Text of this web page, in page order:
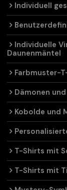
Individuell
Individuelle
Daunenmäntel
Farbmuster-
Dämonen
Kobolde und
T-Shirts mit
T-Shirts mit